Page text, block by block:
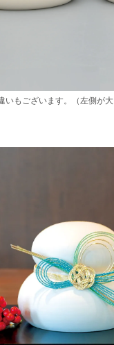
いもございます。（左側が